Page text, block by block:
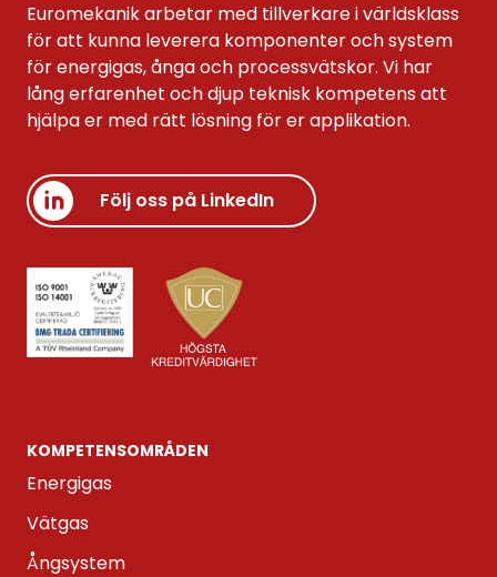
Euromekanik arbetar med tillverkare i världsklass
för att kunna leverera komponenter och system
för energigas, ånga och processvätskor. Vi har
lång erfarenhet och djup teknisk kompetens att
hjälpa er med rätt lösning för er applikation.
Följ oss på LinkedIn
KOMPETENS­OMRÅDEN
Energigas
Vätgas
Ångsystem